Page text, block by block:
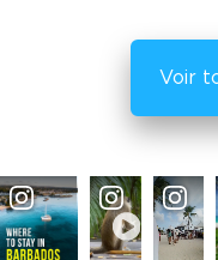
Voir